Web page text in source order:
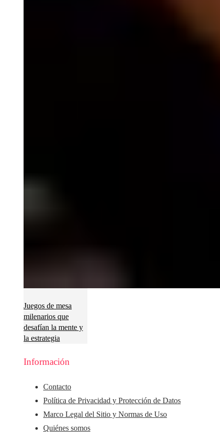
Juegos de mesa
milenarios que
desafían la mente y
la estrategia
Información
Contacto
Política de Privacidad y Protección de Datos
Marco Legal del Sitio y Normas de Uso
Quiénes somos